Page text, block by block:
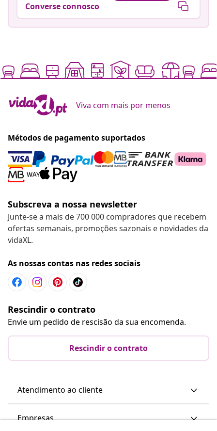
Converse connosco
Viva com mais por menos
Métodos de pagamento suportados
Subscreva a nossa newsletter
Junte-se a mais de 700 000 compradores que recebem
ofertas semanais, promoções sazonais e novidades da
vidaXL.
As nossas contas nas redes sociais
Rescindir o contrato
Envie um pedido de rescisão da sua encomenda.
Rescindir o contrato
Atendimento ao cliente
Empresas